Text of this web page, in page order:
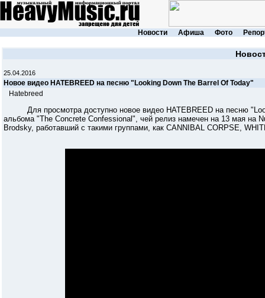
Новости Афиша Фото
25.04.2016
Новое видео HATEBREED на песню "Looking Down The Barrel Of Today"
Hatebreed
Для просмотра доступно новое видео HATEBREED на песню
альбома "The Concrete Confessional", чей релиз намечен на 13 мая на
Brodsky, работавший с такими группами, как CANNIBAL CORPSE,